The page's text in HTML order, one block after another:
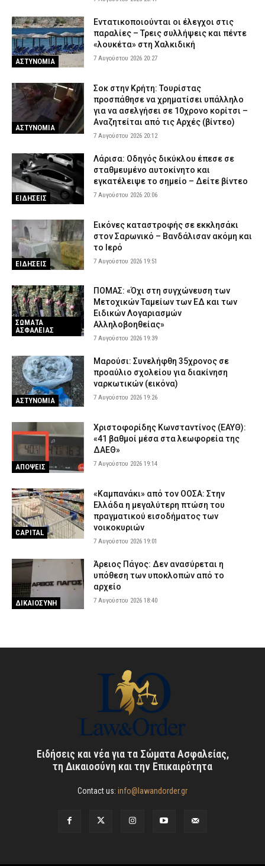
ΑΣΤΥΝΟΜΙΑ
Εντατικοποιούνται οι έλεγχοι στις
παραλίες – Τρεις συλλήψεις και πέντε
«λουκέτα» στη Χαλκιδική
7 Αυγούστου 2026 20:27
ΑΣΤΥΝΟΜΙΑ
Σοκ στην Κρήτη: Τουρίστας
προσπάθησε να χρηματίσει υπάλληλο
για να ασελγήσει σε 10χρονο κορίτσι –
Αναζητείται από τις Αρχές (βίντεο)
7 Αυγούστου 2026 20:12
ΕΙΔΗΣΕΙΣ
Λάρισα: Οδηγός δικύκλου έπεσε σε
σταθμευμένο αυτοκίνητο και
εγκατέλειψε το σημείο – Δείτε βίντεο
7 Αυγούστου 2026 20:06
ΕΙΔΗΣΕΙΣ
Εικόνες καταστροφής σε εκκλησάκι
στον Σαρωνικό – Βανδάλισαν ακόμη και
το Ιερό
7 Αυγούστου 2026 19:51
ΣΩΜΑΤΑ
ΑΣΦΑΛΕΙΑΣ
ΠΟΜΑΣ: «Όχι στη συγχώνευση των
Μετοχικών Ταμείων των ΕΔ και των
Ειδικών Λογαριασμών
Αλληλοβοηθείας»
7 Αυγούστου 2026 19:39
ΑΣΤΥΝΟΜΙΑ
Μαρούσι: Συνελήφθη 35χρονος σε
προαύλιο σχολείου για διακίνηση
ναρκωτικών (εικόνα)
7 Αυγούστου 2026 19:26
ΑΠΟΨΕΙΣ
Χριστοφορίδης Κωνσταντίνος (ΕΑΥΘ):
«41 βαθμοί μέσα στα λεωφορεία της
ΔΑΕΘ»
7 Αυγούστου 2026 19:14
CAPITAL
«Καμπανάκι» από τον ΟΟΣΑ: Στην
Ελλάδα η μεγαλύτερη πτώση του
πραγματικού εισοδήματος των
νοικοκυριών
7 Αυγούστου 2026 19:01
ΔΙΚΑΙΟΣΥΝΗ
Άρειος Πάγος: Δεν ανασύρεται η
υπόθεση των υποκλοπών από το
αρχείο
7 Αυγούστου 2026 18:40
Ειδήσεις και νέα για τα Σώματα Ασφαλείας,
τη Δικαιοσύνη και την Επικαιρότητα
Contact us: info@lawandorder.gr